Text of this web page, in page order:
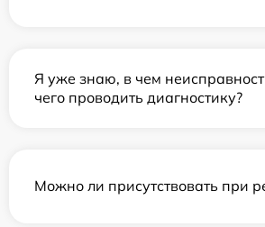
Я уже знаю, в чем
чего проводить диагностику?
Можно ли присутствовать при